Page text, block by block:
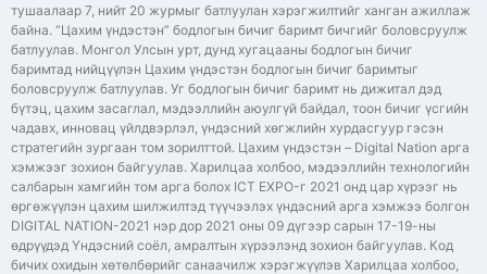
тушаалаар 7, нийт 20 журмыг батлуулан хэрэгжилтийг ханган ажиллаж
байна. “Цахим үндэстэн” бодлогын бичиг баримт бичгийг боловсруулж
батлуулав. Монгол Улсын урт, дунд хугацааны бодлогын бичиг
баримтад нийцүүлэн Цахим үндэстэн бодлогын бичиг баримтыг
боловсруулж батлуулав. Уг бодлогын бичиг баримт нь дижитал дэд
бүтэц, цахим засаглал, мэдээллийн аюулгүй байдал, тоон бичиг үсгийн
чадавх, инновац үйлдвэрлэл, үндэсний хөгжлийн хурдасгуур гэсэн
стратегийн зургаан том зорилттой. Цахим үндэстэн – Digital Nation арга
хэмжээг зохион байгуулав. Харилцаа холбоо, мэдээллийн технологийн
салбарын хамгийн том арга болох ICT EXPO-г 2021 онд цар хүрээг нь
өргөжүүлэн цахим шилжилтэд түүчээлэх үндэсний арга хэмжээ болгон
DIGITAL NATION-2021 нэр дор 2021 оны 09 дүгээр сарын 17-19-ны
өдрүүдэд Үндэсний соёл, амралтын хүрээлэнд зохион байгуулав. Код
бичих охидын хөтөлбөрийг санаачилж хэрэгжүүлэв Харилцаа холбоо,